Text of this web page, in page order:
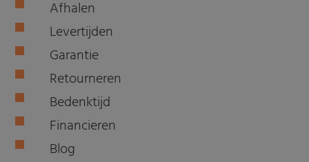
Afhalen
Levertijden
Garantie
Retourneren
Bedenktijd
Financieren
Blog